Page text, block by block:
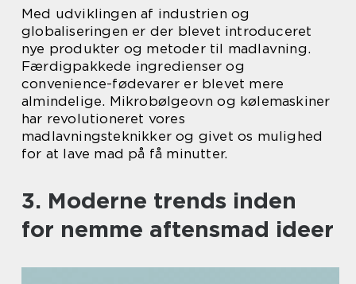
Med udviklingen af industrien og
globaliseringen er der blevet introduceret
nye produkter og metoder til madlavning.
Færdigpakkede ingredienser og
convenience-fødevarer er blevet mere
almindelige. Mikrobølgeovn og kølemaskiner
har revolutioneret vores
madlavningsteknikker og givet os mulighed
for at lave mad på få minutter.
3. Moderne trends inden
for nemme aftensmad ideer